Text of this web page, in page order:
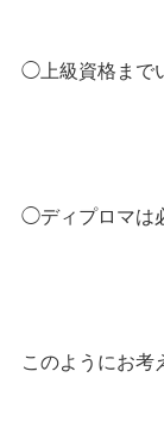
◯上級資格まで
◯ディプロマは
このようにお考